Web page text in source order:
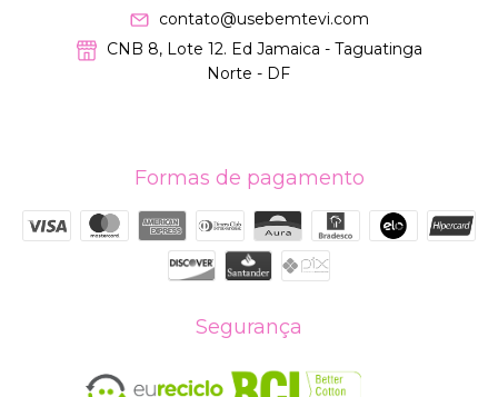
contato@usebemtevi.com
CNB 8, Lote 12. Ed Jamaica - Taguatinga
Norte - DF
Formas de pagamento
Segurança